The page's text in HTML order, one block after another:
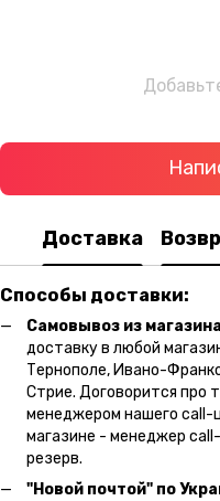
Доставка
Способы доставки:
Самовывоз из магазина
доставку в любой
Тернополе, Ивано-
Стрие. Договорится про
менеджером нашего call-
магазине - менеджер
резерв.
"Новой почтой" по